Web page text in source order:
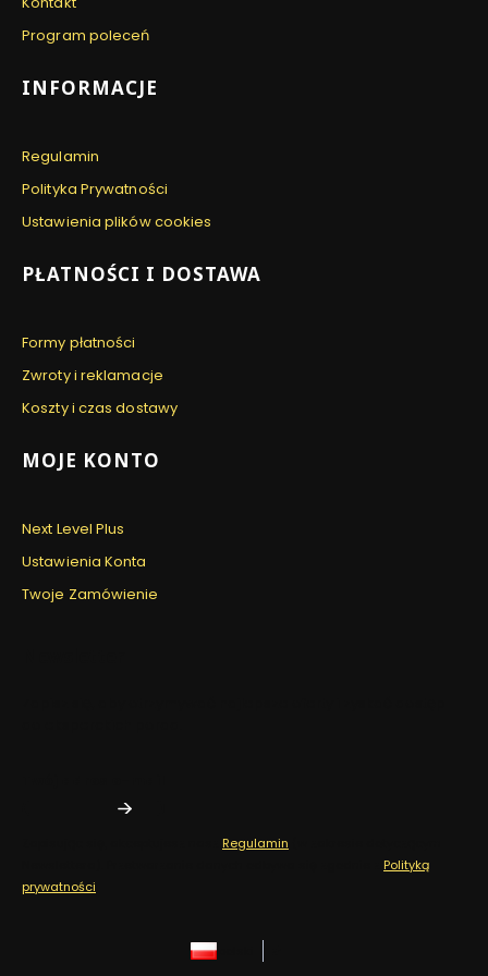
Program poleceń
INFORMACJE
Regulamin
Polityka Prywatności
Ustawienia plików cookies
PŁATNOŚCI I DOSTAWA
Formy płatności
Zwroty i reklamacje
Koszty i czas dostawy
MOJE KONTO
Next Level Plus
Ustawienia Konta
Twoje Zamówienie
Regulamin
Polityką
prywatności